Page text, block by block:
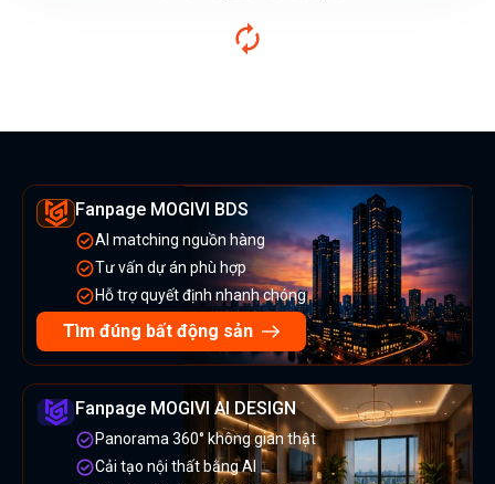
Fanpage MOGIVI BDS
AI matching nguồn hàng
Tư vấn dự án phù hợp
Hỗ trợ quyết định nhanh chóng
Tìm đúng bất động sản
Fanpage MOGIVI AI DESIGN
Panorama 360° không gian thật
Cải tạo nội thất bằng AI